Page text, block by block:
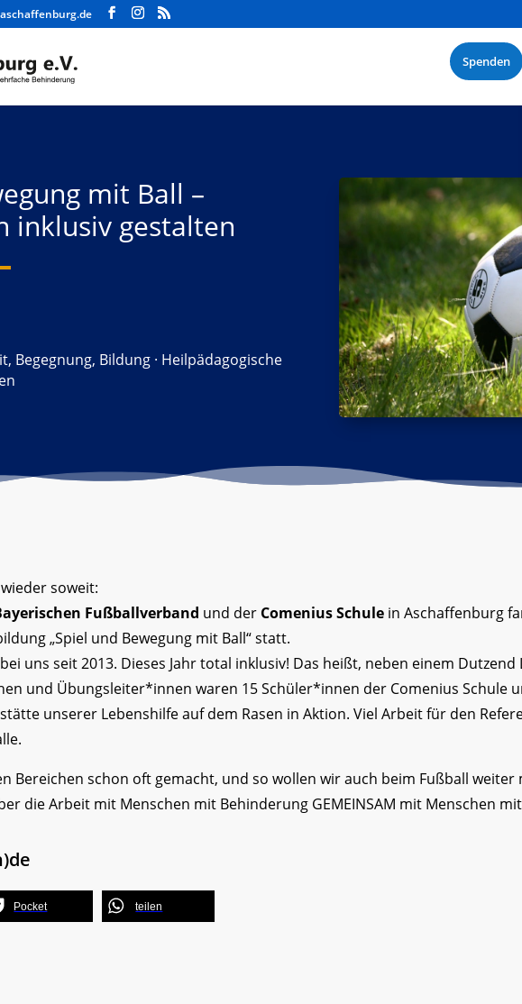
Spenden
mit Ball –
inklusiv gestalten
Begegnung, Bildung · Heilpädagogische
soweit:
Fußballverband und der Comenius Schule in Aschaffenburg
„Spiel und Bewegung mit Ball“ statt.
uns seit 2013. Dieses Jahr total inklusiv! Das heißt, neben einem
und Übungsleiter*innen waren 15 Schüler*innen der Comenius Schule
unserer Lebenshilfe auf dem Rasen in Aktion. Viel Arbeit für den
Bereichen schon oft gemacht, und so wollen wir auch beim Fußball weiter
die Arbeit mit Menschen mit Behinderung GEMEINSAM mit Menschen
Pocket teilen